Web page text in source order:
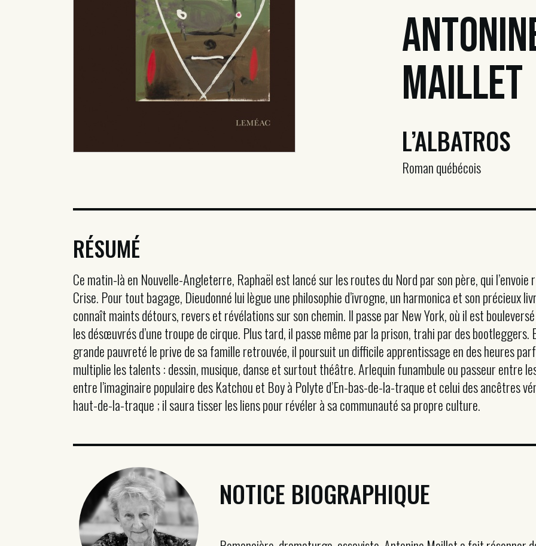
Maillet
L’ALBATROS
Roman québécois
RÉSUMÉ
Ce matin-là en Nouvelle-Angleterre, Raphaël est lancé sur les routes du Nord par son père, qui
Crise. Pour tout bagage, Dieudonné lui lègue une philosophie d’ivrogne, un harmonica et son précieux
connaît maints détours, revers et révélations sur son chemin. Il passe par New York, où il est
les désœuvrés d’une troupe de cirque. Plus tard, il passe même par la prison, trahi par des
grande pauvreté le prive de sa famille retrouvée, il poursuit un difficile apprentissage en des heures
multiplie les talents : dessin, musique, danse et surtout théâtre. Arlequin funambule ou passeur entre
entre l’imaginaire populaire des Katchou et Boy à Polyte d’En-bas-de-la-traque et celui des ancêtres
haut-de-la-traque ; il saura tisser les liens pour révéler à sa communauté sa propre culture.
NOTICE BIOGRAPHIQUE